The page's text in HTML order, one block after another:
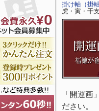
掛け軸（掛
虎・寅・干
「開運画
ださい。